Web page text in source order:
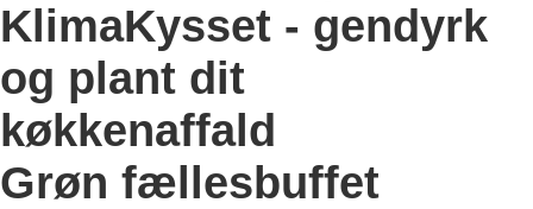
KlimaKysset - gendyrk
og plant dit
køkkenaffald
Grøn fællesbuffet